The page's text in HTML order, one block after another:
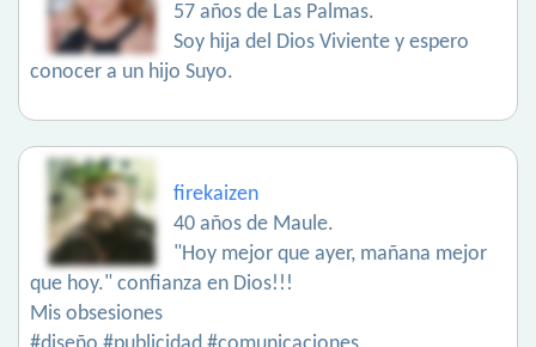
57 años de Las Palmas.
Soy hija del Dios Viviente y espero
conocer a un hijo Suyo.
firekaizen
40 años de Maule.
"Hoy mejor que ayer, mañana mejor
que hoy." confianza en Dios!!!
Mis obsesiones